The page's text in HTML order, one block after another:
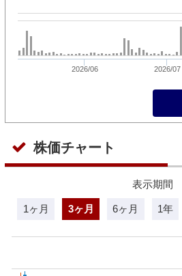
2026/06 2026/07
株価チャート
表示期間
1ヶ月 3ヶ月 6ヶ月 1年